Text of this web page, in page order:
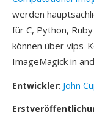
werden
für C, Python,
können über vips-
ImageMagick in
Entwickler: John